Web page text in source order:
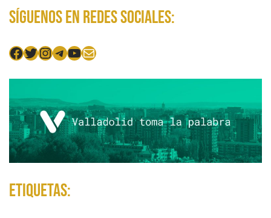
Síguenos en redes sociales:
Facebook
Twitter
Instagram
Telegram
YouTube
Mail
Etiquetas: